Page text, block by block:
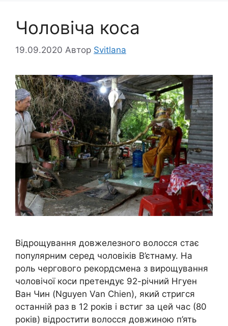
Чоловіча коса
19.09.2020 Автор Svitlana
Відрощування довжелезного волосся стає
популярним серед чоловіків В’єтнаму. На
роль чергового рекордсмена з вирощування
чоловічої коси претендує 92-річний Нгуен
Ван Чин (Nguyen Van Chien), який стригся
останній раз в 12 років і встиг за цей час (80
років) відростити волосся довжиною п’ять